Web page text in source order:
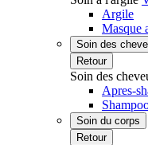
Argile
Masque
Soin des
Retour
Soin des
Apres-
Soin du corps
Retour